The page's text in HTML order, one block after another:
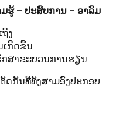
ຮູ້ – ປະສົບການ – ອາລົມ
ງ
ກີດຂຶ້ນ
ສາຂະບວນການຮຽນ
ກັນທີ່ທັງສາມອົງປະກອບ